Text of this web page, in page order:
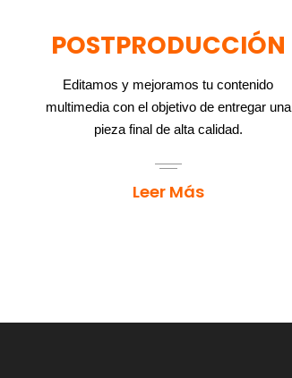
POSTPRODUCCIÓN
Editamos y mejoramos tu contenido
multimedia con el objetivo de entregar una
pieza final de alta calidad.
Leer Más